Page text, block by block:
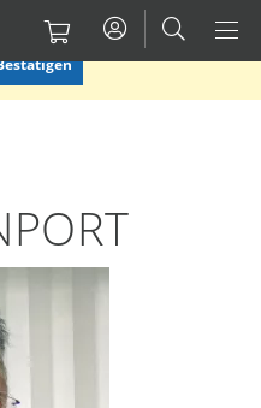
auswählen.